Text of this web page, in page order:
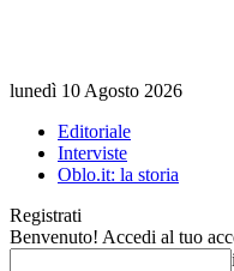
lunedì 10 Agosto 2026
Editoriale
Interviste
Oblo.it: la storia
Registrati
Benvenuto! Accedi al tuo